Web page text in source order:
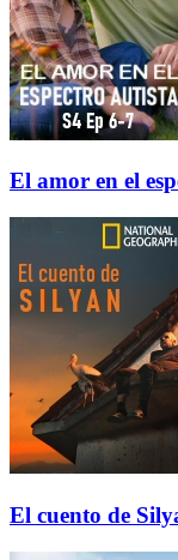
El amor en el
El cuento de